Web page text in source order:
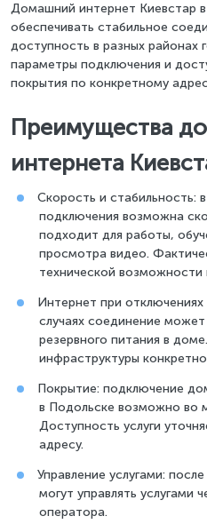
Домашний интернет Киевстар
обеспечивать стабильное
доступность в разных районах
параметры подключения и
покрытия по конкретному
Преимущества
интернета
Скорость и стабильность:
подключения возможна
подходит для работы,
просмотра видео.
технической возможности
Интернет при отключениях
случаях соединение
резервного питания в
инфраструктуры
Покрытие: подключение
в Подольске возможно во
Доступность услуги
адресу.
Управление услугами:
могут управлять услугами
оператора.